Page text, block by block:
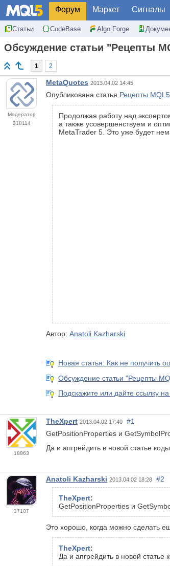
Форум Маркет Сигналы
Статьи CodeBase Algo Forge
Обсуждение статьи "Рецепты
1 2
Модератор
318114
MetaQuotes 2013.04.02 14:45
Опубликована статья Рецепты
Продолжая работу над
а также усовершенствуем и
MetaTrader 5. Это уже будет
Автор: Anatoli Kazharski
Новая статья: Как не получить
Обсуждение статьи "Рецепты
Подскажите или дайте ссылку на
18863
TheXpert 2013.04.02 17:40
#1
GetPositionProperties и
Да и апгрейдить в новой статье
37107
Anatoli Kazharski 2013.04.02 18:28 #2
TheXpert:
GetPositionProperties и
Это хорошо, когда можно сделать
TheXpert:
Да и апгрейдить в новой статье